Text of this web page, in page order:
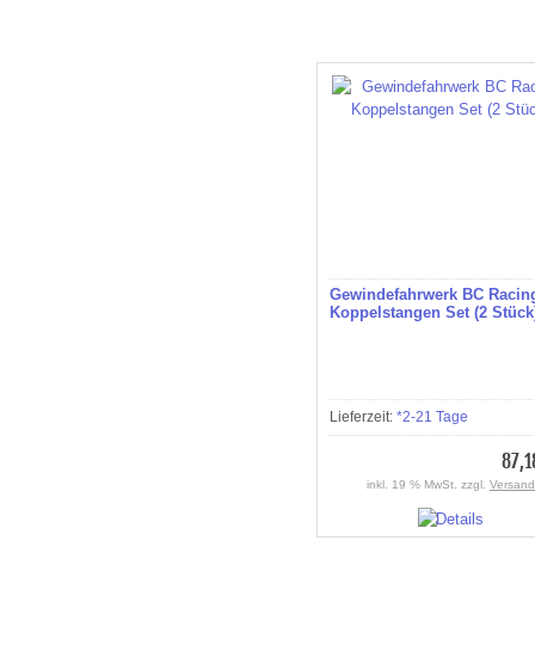
Gewindefahrwerk BC
Koppelstangen Set (2
Lieferzeit: *2-21 Tage
inkl. 19 % MwSt. zzgl.